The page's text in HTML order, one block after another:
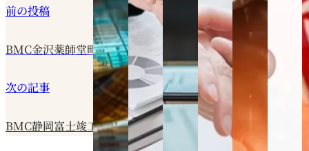
前の投稿
BMC金沢薬師堂町竣工のお知らせ
次の記事
BMC静岡富士竣工のお知らせ